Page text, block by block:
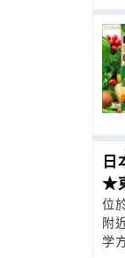
日
★
位
附
学